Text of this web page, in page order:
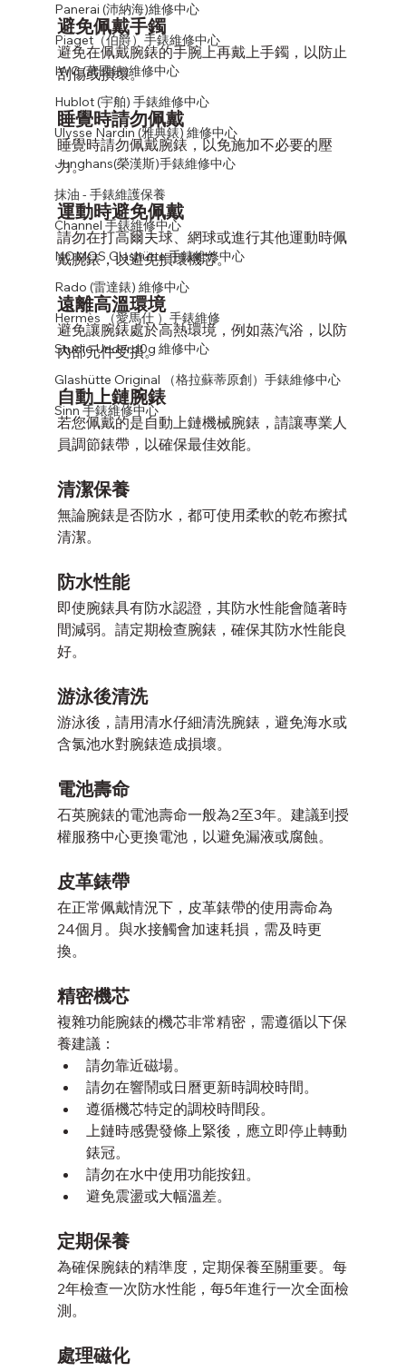
Panerai (沛納海)維修中心
Piaget（伯爵）手錶維修中心
IWC (萬國錶)維修中心
Hublot (宇舶) 手錶維修中心
Ulysse Nardin (雅典錶) 維修中心
Junghans(榮漢斯)手錶維修中心
抹油 - 手錶維護保養
Channel 手錶維修中心
NOMOS Glashütte 手錶維修中心
Rado (雷達錶) 維修中心
Hermès （愛馬仕 ）手錶維修
Studio Underd0g 維修中心
Glashütte Original （格拉蘇蒂原創）手錶維修中心
Sinn 手錶維修中心
避免佩戴手鐲
避免在佩戴腕錶的手腕上再戴上手鐲，以防止
刮傷或損壞。
睡覺時請勿佩戴
睡覺時請勿佩戴腕錶，以免施加不必要的壓
力。
運動時避免佩戴
請勿在打高爾夫球、網球或進行其他運動時佩
戴腕錶，以避免損壞機芯。
遠離高溫環境
避免讓腕錶處於高熱環境，例如蒸汽浴，以防
內部元件受損。
自動上鏈腕錶
若您佩戴的是自動上鏈機械腕錶，請讓專業人
員調節錶帶，以確保最佳效能。
清潔保養
無論腕錶是否防水，都可使用柔軟的乾布擦拭
清潔。
防水性能
即使腕錶具有防水認證，其防水性能會隨著時
間減弱。請定期檢查腕錶，確保其防水性能良
好。
游泳後清洗
游泳後，請用清水仔細清洗腕錶，避免海水或
含氯池水對腕錶造成損壞。
電池壽命
石英腕錶的電池壽命一般為2至3年。建議到授
權服務中心更換電池，以避免漏液或腐蝕。
皮革錶帶
在正常佩戴情況下，皮革錶帶的使用壽命為
24個月。與水接觸會加速耗損，需及時更
換。
精密機芯
複雜功能腕錶的機芯非常精密，需遵循以下保
養建議：
請勿靠近磁場。
請勿在響鬧或日曆更新時調校時間。
遵循機芯特定的調校時間段。
上鏈時感覺發條上緊後，應立即停止轉動
錶冠。
請勿在水中使用功能按鈕。
避免震盪或大幅溫差。
定期保養
為確保腕錶的精準度，定期保養至關重要。每
2年檢查一次防水性能，每5年進行一次全面檢
測。
處理磁化